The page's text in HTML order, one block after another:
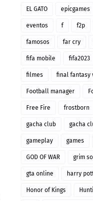
EL GATO epicgames
eventos f f2p
famosos far cry
fifa mobile fifa2023
filmes final fantasy
Football manager
Free Fire frostborn
gacha club gacha
gameplay games
GOD OF WAR grim
gta online harry
Honor of Kings